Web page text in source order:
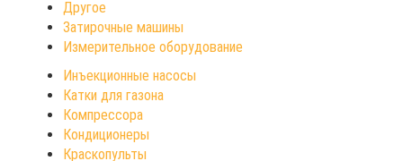
Другое
Затирочные машины
Измерительное оборудование
Инъекционные насосы
Катки для газона
Компрессора
Кондиционеры
Краскопульты